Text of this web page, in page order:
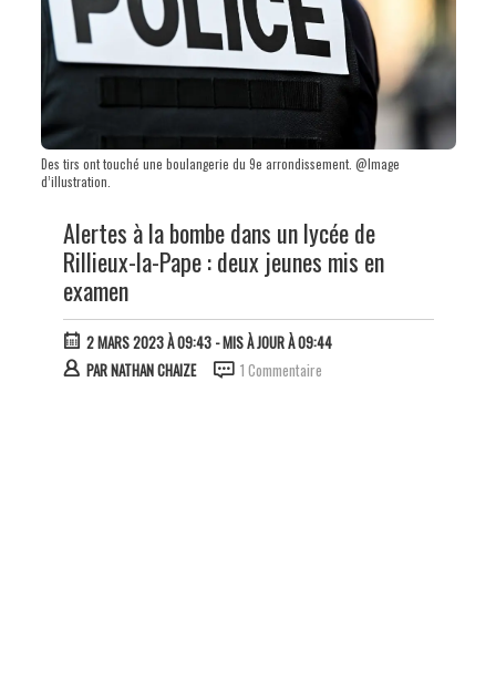
Des tirs ont touché une boulangerie du 9e arrondissement. @Image
d’illustration.
Alertes à la bombe dans un lycée de
Rillieux-la-Pape : deux jeunes mis en
examen
2 MARS 2023 À 09:43- MIS À JOUR À 09:44
PARNATHAN CHAIZE 1 Commentaire